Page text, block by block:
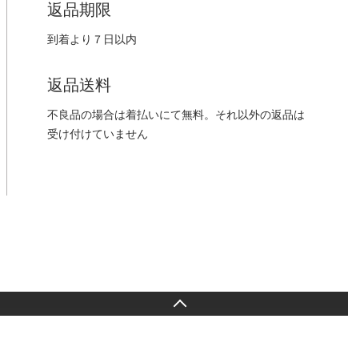
返品期限
到着より７日以内
返品送料
不良品の場合は着払いにて無料。それ以外の返品は
受け付けていません